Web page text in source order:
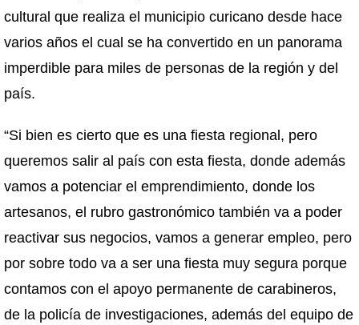
cultural que realiza el municipio curicano desde hace
varios años el cual se ha convertido en un panorama
imperdible para miles de personas de la región y del
país.
“Si bien es cierto que es una fiesta regional, pero
queremos salir al país con esta fiesta, donde además
vamos a potenciar el emprendimiento, donde los
artesanos, el rubro gastronómico también va a poder
reactivar sus negocios, vamos a generar empleo, pero
por sobre todo va a ser una fiesta muy segura porque
contamos con el apoyo permanente de carabineros,
de la policía de investigaciones, además del equipo de